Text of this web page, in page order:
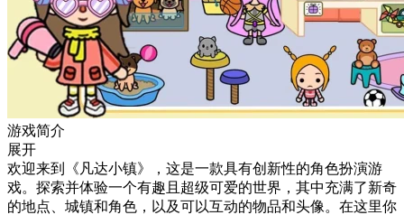
游戏简介
展开
欢迎来到《凡达小镇》，这是一款具有创新性的角色扮演游
戏。探索并体验一个有趣且超级可爱的世界，其中充满了新奇
的地点、城镇和角色，以及可以互动的物品和头像。在这里你